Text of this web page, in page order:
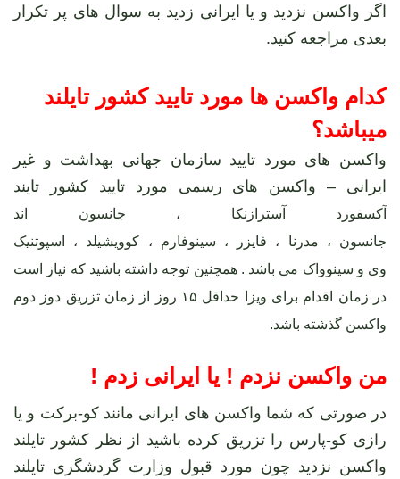
اگر واکسن نزدید و یا ایرانی زدید به سوال های پر تکرار
بعدی مراجعه کنید.
کدام واکسن ها مورد تایید کشور تایلند
میباشد؟
واکسن های مورد تایید سازمان جهانی بهداشت و غیر
ایرانی – واکسن های رسمی مورد تایید کشور تایند
آکسفورد آسترازنکا ، جانسون اند
جانسون ، مدرنا ، فایزر ، سینوفارم ، کوویشیلد ،
اسپوتنیک
وی و سینوواک می باشد . همچنین توجه داشته باشید که نیاز است
در زمان اقدام برای ویزا حداقل ۱۵ روز از زمان تزریق دوز دوم
واکسن گذشته باشد.
من واکسن نزدم ! یا ایرانی زدم !
در صورتی که شما واکسن های ایرانی مانند کو-برکت و یا
رازی کو-پارس را تزریق کرده باشید از نظر کشور تایلند
واکسن نزدید چون مورد قبول وزارت گردشگری تایلند